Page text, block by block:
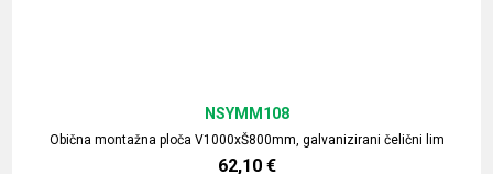
Obična montažna ploča V1000xŠ800mm, galvanizirani čelični lim
NSYMM108
62,10 €